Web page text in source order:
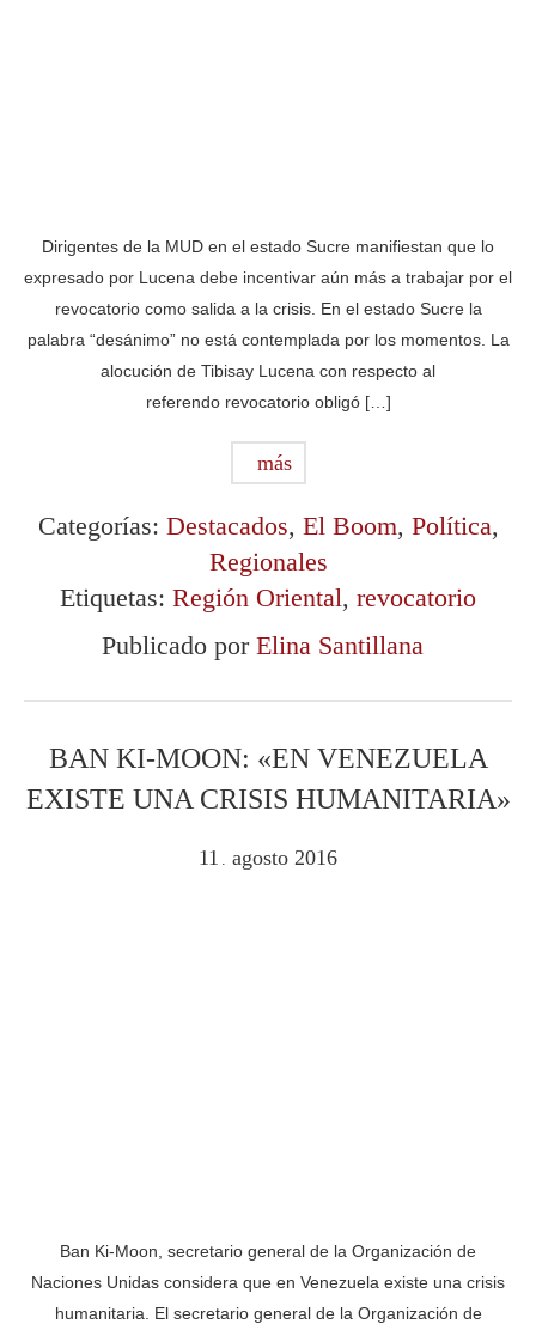
Dirigentes de la MUD en el estado Sucre manifiestan que lo
expresado por Lucena debe incentivar aún más a trabajar por el
revocatorio como salida a la crisis. En el estado Sucre la
palabra “desánimo” no está contemplada por los momentos. La
alocución de Tibisay Lucena con respecto al
referendo revocatorio obligó […]
más
Categorías: Destacados, El Boom, Política,
Regionales
Etiquetas: Región Oriental, revocatorio
Publicado por Elina Santillana
BAN KI-MOON: «EN VENEZUELA
EXISTE UNA CRISIS HUMANITARIA»
11 . agosto 2016
Ban Ki-Moon, secretario general de la Organización de
Naciones Unidas considera que en Venezuela existe una crisis
humanitaria. El secretario general de la Organización de